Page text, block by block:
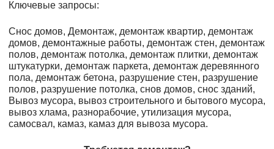
Ключевые запросы:
Снос домов, Демонтаж, демонтаж квартир, демонтаж
домов, демонтажные работы, демонтаж стен, демонтаж
полов, демонтаж потолка, демонтаж плитки, демонтаж
штукатурки, демонтаж паркета, демонтаж деревянного
пола, демонтаж бетона, разрушение стен, разрушение
полов, разрушение потолка, снов домов, снос зданий,
Вывоз мусора, вывоз строительного и бытового мусора,
вывоз хлама, разнорабочие, утилизация мусора,
самосвал, камаз, камаз для вывоза мусора.